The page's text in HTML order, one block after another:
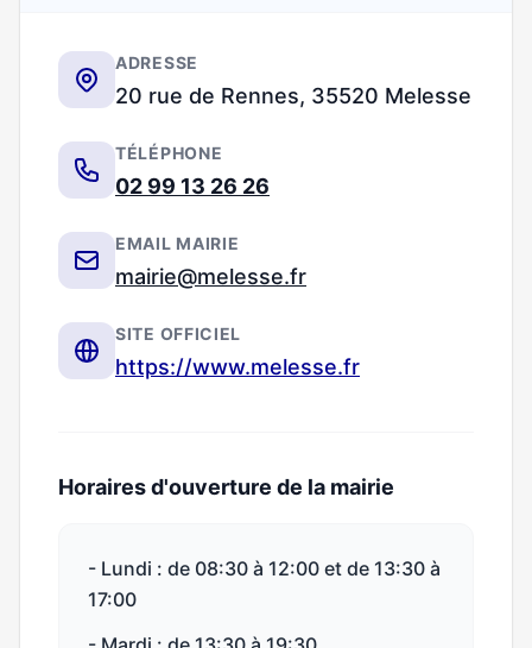
ADRESSE
20 rue de Rennes, 35520 Melesse
TÉLÉPHONE
02 99 13 26 26
EMAIL MAIRIE
mairie@melesse.fr
SITE OFFICIEL
https://www.melesse.fr
Horaires d'ouverture de la mairie
- Lundi : de 08:30 à 12:00 et de 13:30 à
17:00